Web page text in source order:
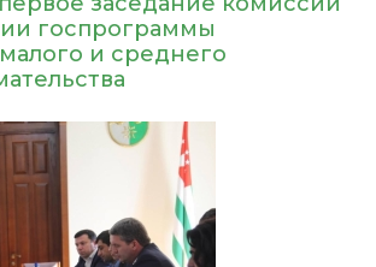
госпрограммы
и среднего